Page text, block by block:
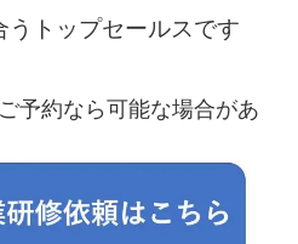
う トップセールスです
予約なら可能な場合があ